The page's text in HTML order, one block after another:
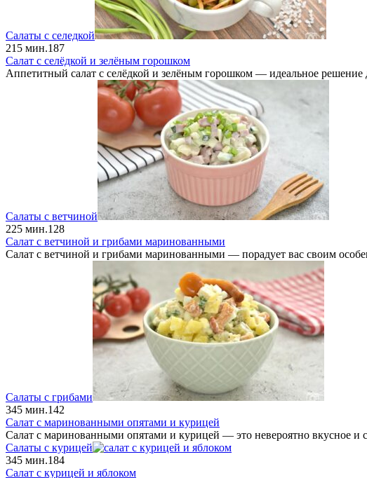
Салаты с селедкой
215 мин.187
Салат с селёдкой и зелёным горошком
Аппетитный салат с селёдкой и зелёным горошком — идеальное решение
Салаты с ветчиной
225 мин.128
Салат с ветчиной и грибами маринованными
Салат с ветчиной и грибами маринованными — порадует вас своим
Салаты с грибами
345 мин.142
Салат с маринованными опятами и курицей
Салат с маринованными опятами и курицей — это невероятно вкусное и
Салаты с курицей
345 мин.184
Салат с курицей и яблоком